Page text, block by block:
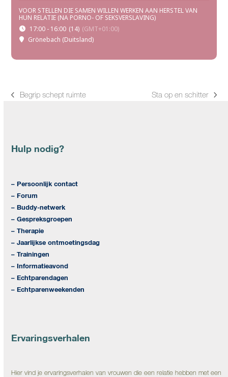
VOOR STELLEN DIE SAMEN WILLEN WERKEN AAN HERSTEL VAN
HUN RELATIE (NA PORNO- OF SEKSVERSLAVING)
17:00 - 16:00 (14) (GMT+01:00)
Grönebach (Duitsland)
previous
Begrip schept ruimte
next
Sta op en schitter
Hulp nodig?
– Persoonlijk contact
– Forum
– Buddy-netwerk
– Gespreksgroepen
– Therapie
– Jaarlijkse ontmoetingsdag
– Trainingen
– Informatieavond
– Echtparendagen
– Echtparenweekenden
Ervaringsverhalen
Hier vind je ervaringsverhalen van vrouwen die een relatie hebben met een